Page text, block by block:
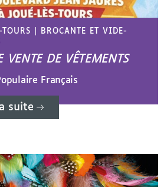
BROCANTE ET VIDE-
VENTE DE VÊTEMENTS
Français
suite